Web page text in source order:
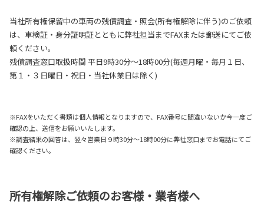
当社所有権保留中の車両の残債調査・照会(所有権解除に伴う)のご依頼
は、車検証・身分証明証とともに弊社担当までFAXまたは郵送にてご依
頼ください。
残債調査窓口取扱時間 平日9時30分～18時00分(毎週月曜・毎月１日、
第１・３日曜日・祝日・当社休業日は除く)
※FAXをいただく書類は個人情報となりますので、FAX番号に間違いないか今一度ご
確認の上、送信をお願いいたします。
※調査結果の回答は、翌々営業日９時30分～18時00分に弊社窓口までお電話にてご
確認ください。
所有権解除ご依頼のお客様・業者様へ